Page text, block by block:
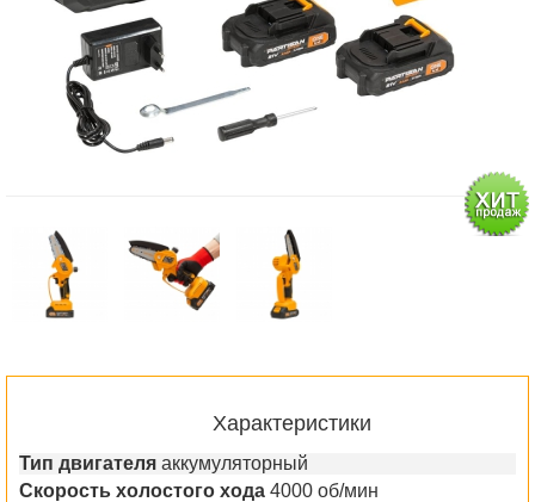
Характеристики
Тип двигателя аккумуляторный
Скорость холостого хода 4000 об/мин